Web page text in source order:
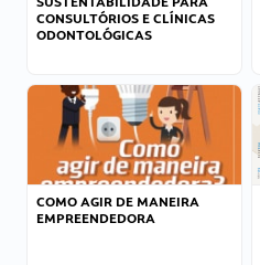
CONSULTÓRIOS E CLÍNICAS
ODONTOLÓGICAS
COMO AGIR DE MANEIRA
EMPREENDEDORA